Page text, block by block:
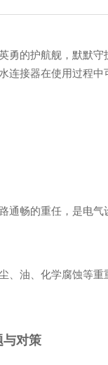
勇的护航舰，默默
连接器在使用过程
通畅的重任，是电气
、油、化学腐蚀等重
与对策